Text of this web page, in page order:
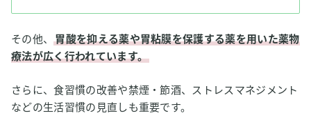
その他、胃酸を抑える薬や胃粘膜を保護する薬を用いた薬物
療法が広く行われています。
さらに、食習慣の改善や禁煙・節酒、ストレスマネジメント
などの生活習慣の見直しも重要です。